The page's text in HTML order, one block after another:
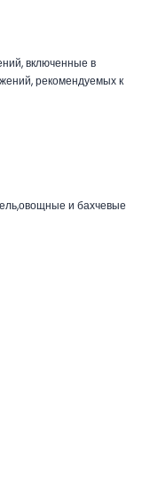
включенные в
рекомендуемых к
и бахчевые